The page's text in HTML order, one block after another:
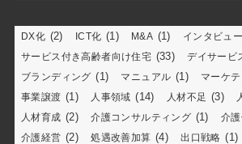
DX化 (2) ICT化 (1) M&A (1) インタビュー
サービス付き高齢者向け住宅 (33) デイサービ
ブランディング (1) マニュアル (1) マーケ
事業譲渡 (1) 人事領域 (14) 人材不足 (3)
人材育成 (2) 介護コンサルティング (1) 介
介護経営 (2) 処遇改善加算 (4) 出口戦略 (1)